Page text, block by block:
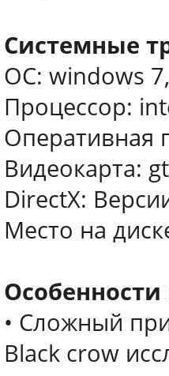
Системные
ОС: windows
Процессор:
Оперативная
Видеокарта:
DirectX:
Место на
• Сложный
Black crow